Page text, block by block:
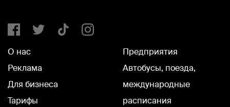
О нас
Реклама
Для бизнеса
Тарифы
Предприятия
Автобусы, поезда,
международные
расписания